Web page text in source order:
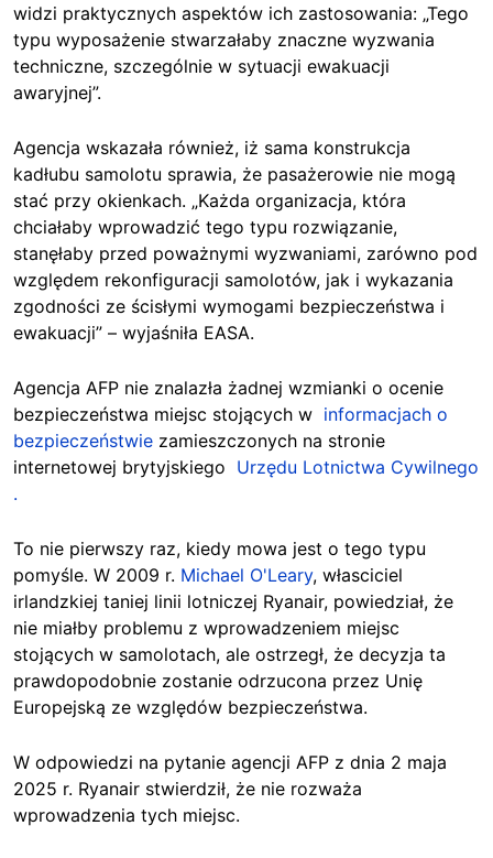
widzi praktycznych aspektów ich zastosowania: „Tego
typu wyposażenie stwarzałaby znaczne wyzwania
techniczne, szczególnie w sytuacji ewakuacji
awaryjnej”.
Agencja wskazała również, iż sama konstrukcja
kadłubu samolotu sprawia, że pasażerowie nie mogą
stać przy okienkach. „Każda organizacja, która
chciałaby wprowadzić tego typu rozwiązanie,
stanęłaby przed poważnymi wyzwaniami, zarówno pod
względem rekonfiguracji samolotów, jak i wykazania
zgodności ze ścisłymi wymogami bezpieczeństwa i
ewakuacji” – wyjaśniła EASA.
Agencja AFP nie znalazła żadnej wzmianki o ocenie
bezpieczeństwa miejsc stojących w informacjach o
bezpieczeństwie zamieszczonych na stronie
internetowej brytyjskiego Urzędu Lotnictwa Cywilnego
.
To nie pierwszy raz, kiedy mowa jest o tego typu
pomyśle. W 2009 r. Michael O'Leary, własciciel
irlandzkiej taniej linii lotniczej Ryanair, powiedział, że
nie miałby problemu z wprowadzeniem miejsc
stojących w samolotach, ale ostrzegł, że decyzja ta
prawdopodobnie zostanie odrzucona przez Unię
Europejską ze względów bezpieczeństwa.
W odpowiedzi na pytanie agencji AFP z dnia 2 maja
2025 r. Ryanair stwierdził, że nie rozważa
wprowadzenia tych miejsc.